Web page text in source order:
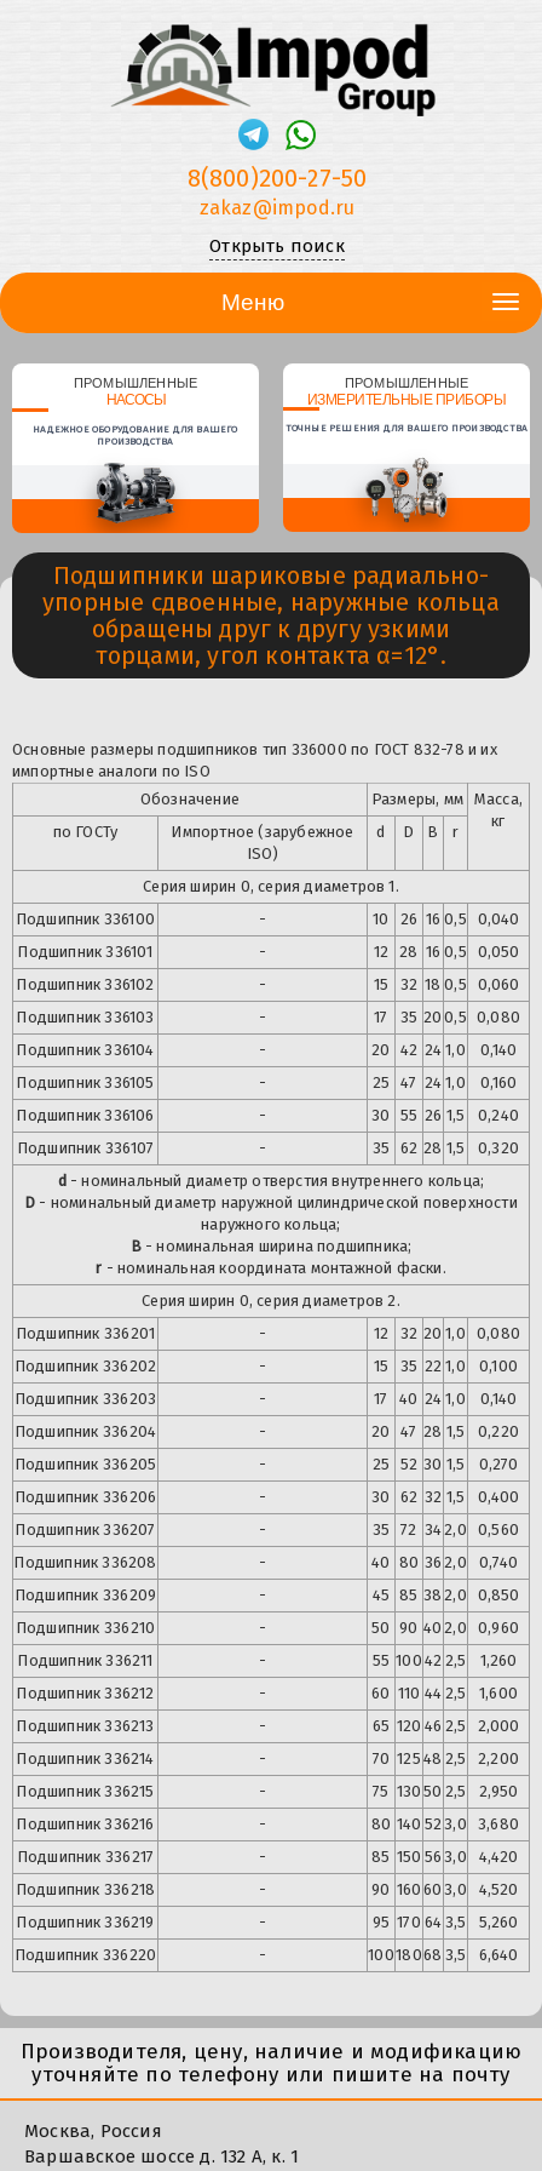
8(800)200-27-50
zakaz@impod.ru
Открыть поиск
Меню
ПРОМЫШЛЕННЫЕ
НАСОСЫ
НАДЕЖНОЕ ОБОРУДОВАНИЕ ДЛЯ ВАШЕГО
ПРОИЗВОДСТВА
ПРОМЫШЛЕННЫЕ
ИЗМЕРИТЕЛЬНЫЕ ПРИБОРЫ
ТОЧНЫЕ РЕШЕНИЯ ДЛЯ ВАШЕГО ПРОИЗВОДСТВА
Подшипники шариковые радиально-
упорные сдвоенные, наружные кольца
обращены друг к другу узкими
торцами, угол контакта α=12°.
Основные размеры подшипников тип 336000 по ГОСТ 832-78 и их
импортные аналоги по ISO
Обозначение
Размеры, мм Масса,
кг
по ГОСТу
Импортное (зарубежное
ISO)
d D B r
Серия ширин 0, серия диаметров 1.
Подшипник 336100
- 10 26 16 0,5
0,040
Подшипник 336101 - 12 28 16 0,5
0,050
Подшипник 336102 - 15 32 18 0,5
0,060
Подшипник 336103 - 17 35 20 0,5 0,080
Подшипник 336104 - 20 42 24 1,0
0,140
Подшипник 336105 - 25 47 24 1,0
0,160
Подшипник 336106 - 30 55 26 1,5
0,240
Подшипник 336107 - 35 62 28 1,5
0,320
d - номинальный диаметр отверстия внутреннего кольца;
D - номинальный диаметр наружной цилиндрической поверхности
наружного кольца;
B- номинальная ширина подшипника;
r - номинальная координата монтажной фаски.
Серия ширин 0, серия диаметров 2.
Подшипник 336201 - 12 32 20 1,0
0,080
Подшипник 336202 - 15 35 22 1,0
0,100
Подшипник 336203 - 17 40 24 1,0
0,140
Подшипник 336204 - 20 47 28 1,5
0,220
Подшипник 336205 - 25 52 30 1,5
0,270
Подшипник 336206 - 30 62 32 1,5
0,400
Подшипник 336207 - 35 72 342,0
0,560
Подшипник 336208 - 40 80 36 2,0
0,740
Подшипник 336209 - 45 85 38 2,0
0,850
Подшипник 336210 - 50 90 40 2,0
0,960
Подшипник 336211 - 55 100 42 2,5
1,260
Подшипник 336212 - 60 110 44 2,5
1,600
Подшипник 336213 - 65 120 46 2,5
2,000
Подшипник 336214 - 70 125 48 2,5
2,200
Подшипник 336215 - 75 130 50 2,5
2,950
Подшипник 336216 - 80 140 523,0
3,680
Подшипник 336217 - 85 150 56 3,0
4,420
Подшипник 336218 - 90 160 60 3,0
4,520
Подшипник 336219 - 95 170 64 3,5
5,260
Подшипник 336220 - 10018068 3,5 6,640
Производителя, цену, наличие и модификацию
уточняйте по телефону или пишите на почту
Москва, Россия
Варшавское шоссе д. 132 А, к. 1